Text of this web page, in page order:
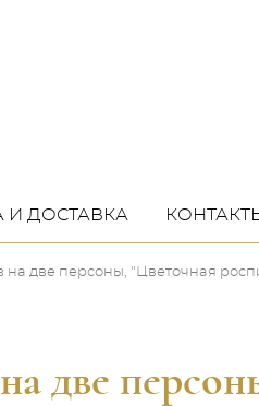
И ДОСТАВКА
на две персоны, "Цветочная
две